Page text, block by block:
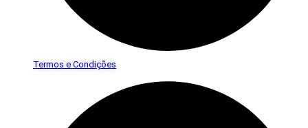
Termos e Condições